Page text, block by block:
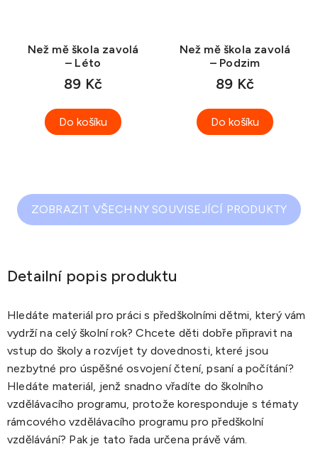
Než mě škola zavolá
– Léto
89 Kč
Do košíku
Než mě škola zavolá
– Podzim
89 Kč
Do košíku
ZOBRAZIT VŠECHNY SOUVISEJÍCÍ PRODUKTY
Detailní popis produktu
Hledáte materiál pro práci s předškolními dětmi, který vám
vydrží na celý školní rok? Chcete děti dobře připravit na
vstup do školy a rozvíjet ty dovednosti, které jsou
nezbytné pro úspěšné osvojení čtení, psaní a počítání?
Hledáte materiál, jenž snadno vřadíte do školního
vzdělávacího programu, protože koresponduje s tématy
rámcového vzdělávacího programu pro předškolní
vzdělávání? Pak je tato řada určena právě vám.